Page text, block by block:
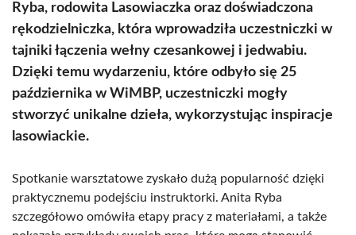
Ryba, rodowita Lasowiaczka oraz doświadczona
rękodzielniczka, która wprowadziła uczestniczki w
tajniki łączenia wełny czesankowej i jedwabiu.
Dzięki temu wydarzeniu, które odbyło się 25
października w WiMBP, uczestniczki mogły
stworzyć unikalne dzieła, wykorzystując inspiracje
lasowiackie.
Spotkanie warsztatowe zyskało dużą popularność dzięki
praktycznemu podejściu instruktorki. Anita Ryba
szczegółowo omówiła etapy pracy z materiałami, a także